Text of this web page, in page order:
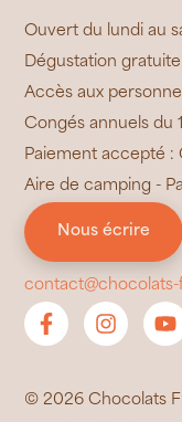
Ouvert du lundi au
Dégustation
Accès aux
Congés annuels du
Paiement accepté :
Aire de camping -
Nous écrire
© 2026 Chocolats